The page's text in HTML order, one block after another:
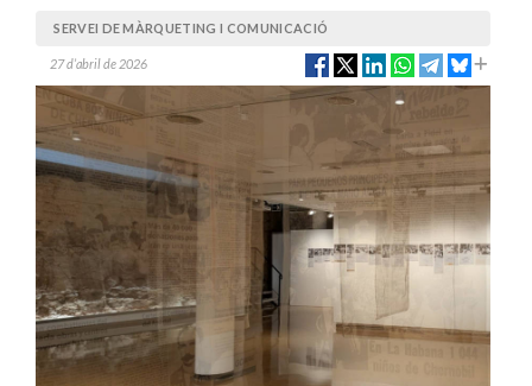
SERVEI DE MÀRQUETING I COMUNICACIÓ
27 d’abril de 2026